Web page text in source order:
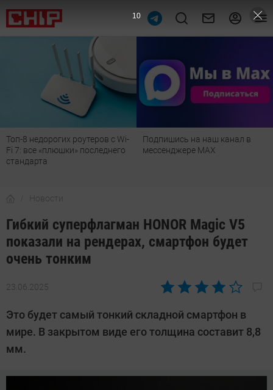
Топ-8 недорогих роутеров с Wi-
Fi 7: все «плюшки» последнего
стандарта
Подпишись на наш канал в
мессенджере МАХ
Новости
Гибкий суперфлагман HONOR Magic V5
показали на рендерах, смартфон будет
очень тонким
23.06.2025
Автор:
Калашников
Это будет самый тонкий складной смартфон в
мире. В закрытом виде его толщина составит 8,8
мм.
9